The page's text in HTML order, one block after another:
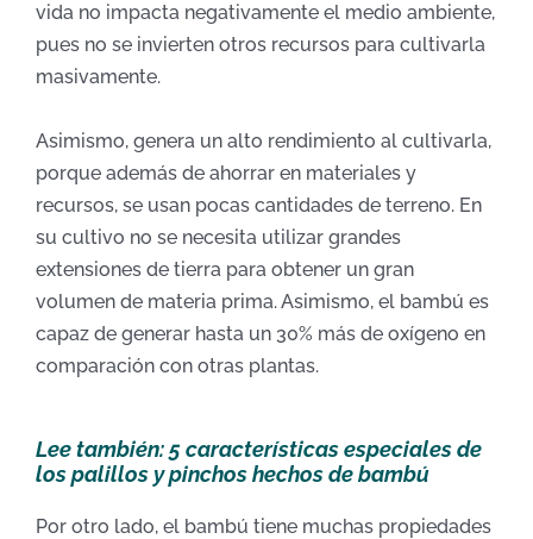
vida no impacta negativamente el medio ambiente,
pues no se invierten otros recursos para cultivarla
masivamente.
Asimismo, genera un alto rendimiento al cultivarla,
porque además de ahorrar en materiales y
recursos, se usan pocas cantidades de terreno. En
su cultivo no se necesita utilizar grandes
extensiones de tierra para obtener un gran
volumen de materia prima. Asimismo, el bambú es
capaz de generar hasta un 30% más de oxígeno en
comparación con otras plantas.
Lee también: 5 características especiales de
los palillos y pinchos hechos de bambú
Por otro lado, el bambú tiene muchas propiedades